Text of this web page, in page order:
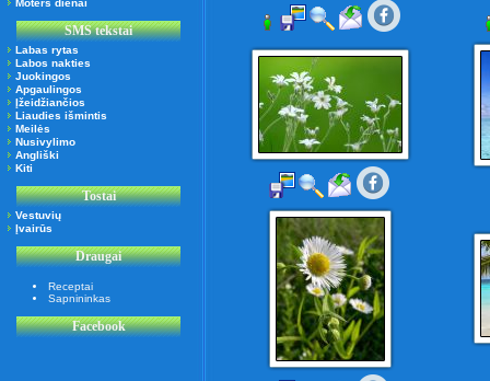
Moters dienai
SMS tekstai
Labas rytas
Labos nakties
Juokingos
Apgaulingos
Įžeidžiančios
Liaudies išmintis
Meilės
Nusivylimo
Angliški
Kiti
Tostai
Vestuvių
Įvairūs
Draugai
Receptai
Sapnininkas
Facebook